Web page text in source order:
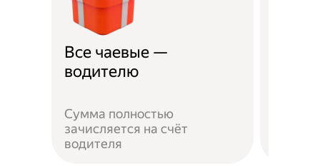
Все чаевые —
водителю
Сумма полностью
зачисляется на счёт
водителя